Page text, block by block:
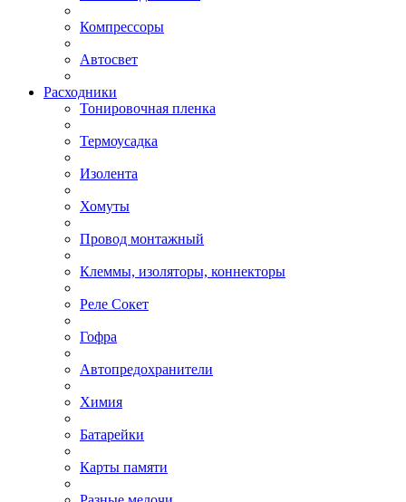
Компрессоры
Автосвет
Расходники
Тонировочная пленка
Термоусадка
Изолента
Хомуты
Провод монтажный
Клеммы, изоляторы, коннекторы
Реле Сокет
Гофра
Автопредохранители
Химия
Батарейки
Карты памяти